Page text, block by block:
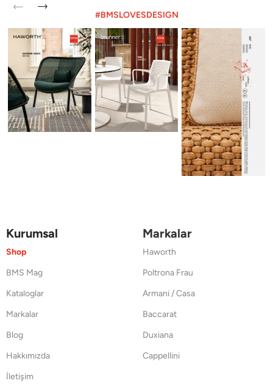
#BMSLOVESDESIGN
Kurumsal
Shop
BMS Mag
Kataloglar
Markalar
Blog
Hakkımızda
İletişim
Markalar
Haworth
Poltrona Frau
Armani / Casa
Baccarat
Duxiana
Cappellini